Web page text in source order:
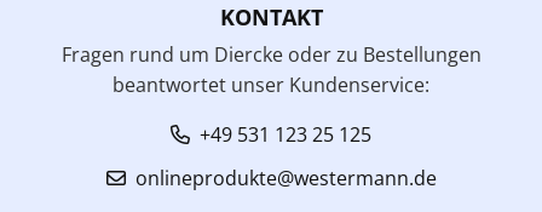
KONTAKT
Fragen rund um Diercke oder zu Bestellungen
beantwortet unser Kundenservice:
+49 531 123 25 125
onlineprodukte@westermann.de